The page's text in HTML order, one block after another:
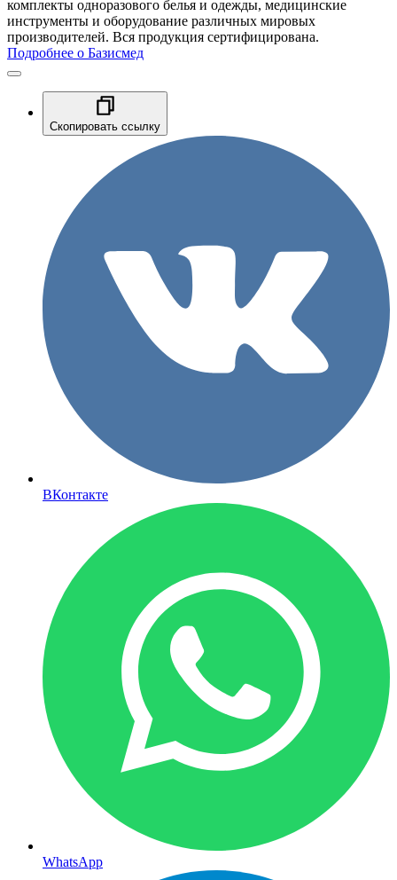
комплекты одноразового белья и одежды, медицинские
инструменты и оборудование различных мировых
производителей. Вся продукция сертифицирована.
Подробнее о Базисмед
Скопировать ссылку
ВКонтакте
WhatsApp